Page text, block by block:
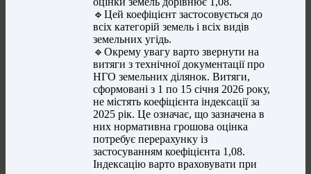
🔹Цей коефіцієнт застосовується до
всіх категорій земель і всіх видів
земельних угідь.
🔹Окрему увагу варто звернути на
витяги з технічної документації про
НГО земельних ділянок. Витяги,
сформовані з 1 по 15 січня 2026 року,
не містять коефіцієнта індексації за
2025 рік. Це означає, що зазначена в
них нормативна грошова оцінка
потребує перерахунку із
застосуванням коефіцієнта 1,08.
Індексацію варто враховувати при